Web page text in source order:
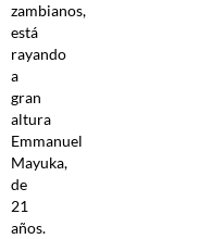
zambianos,
está
rayando
a
gran
altura
Emmanuel
Mayuka,
de
21
años.